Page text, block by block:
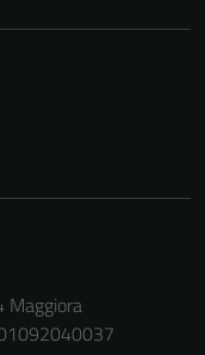
Maggiora
cookie